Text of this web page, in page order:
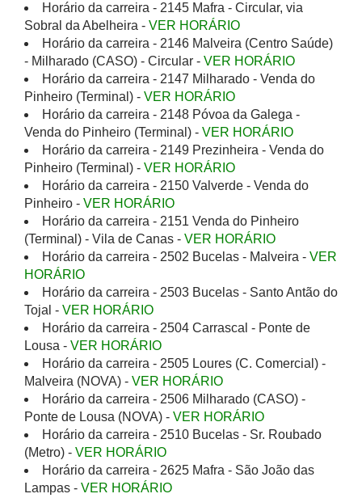
Horário da carreira - 2145 Mafra - Circular, via
Sobral da Abelheira - VER HORÁRIO
Horário da carreira - 2146 Malveira (Centro Saúde)
- Milharado (CASO) - Circular - VER HORÁRIO
Horário da carreira - 2147 Milharado - Venda do
Pinheiro (Terminal) - VER HORÁRIO
Horário da carreira - 2148 Póvoa da Galega -
Venda do Pinheiro (Terminal) - VER HORÁRIO
Horário da carreira - 2149 Prezinheira - Venda do
Pinheiro (Terminal) - VER HORÁRIO
Horário da carreira - 2150 Valverde - Venda do
Pinheiro - VER HORÁRIO
Horário da carreira - 2151 Venda do Pinheiro
(Terminal) - Vila de Canas - VER HORÁRIO
Horário da carreira - 2502 Bucelas - Malveira - VER
HORÁRIO
Horário da carreira - 2503 Bucelas - Santo Antão do
Tojal - VER HORÁRIO
Horário da carreira - 2504 Carrascal - Ponte de
Lousa - VER HORÁRIO
Horário da carreira - 2505 Loures (C. Comercial) -
Malveira (NOVA) - VER HORÁRIO
Horário da carreira - 2506 Milharado (CASO) -
Ponte de Lousa (NOVA) - VER HORÁRIO
Horário da carreira - 2510 Bucelas - Sr. Roubado
(Metro) - VER HORÁRIO
Horário da carreira - 2625 Mafra - São João das
Lampas - VER HORÁRIO